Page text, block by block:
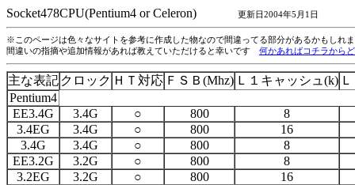
Socket478CPU(Pentium4 or Celeron) 更新日2004年5月1日
※このページは色々なサイトを参考に作成した物なので間違ってる部分があるかもしれ
間違いの指摘や追加情報があれば教えていただけると幸いです 何かあればコチラから
主な表記 クロック ＨＴ対応 ＦＳＢ(Mhz) Ｌ１キャッシュ(k)
Pentium4
EE3.4G
3.4G ○ 800
8
3.4EG
3.4G ○ 800
16
3.4G
3.4G ○ 800
8
EE3.2G
3.2G ○ 800
8
3.2EG
3.2G ○ 800
16